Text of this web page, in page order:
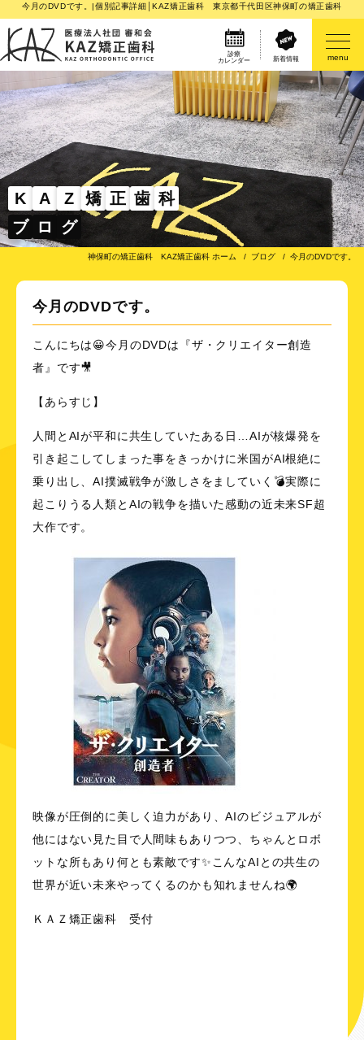
今月のDVDです。|個別記事詳細│KAZ矯正歯科 東京都千代田区神保町の矯正歯科
診療
カレンダー
新着情報 menu
K A Z 矯 正 歯 科
ブ ロ グ
神保町の矯正歯科 KAZ矯正歯科 ホーム ブログ 今月のDVDです。
今月のDVDです。
こんにちは😀今月のDVDは『ザ・クリエイター創造
者』です🎥
【あらすじ】
人間とAIが平和に共生していたある日…AIが核爆発を
引き起こしてしまった事をきっかけに米国がAI根絶に
乗り出し、AI撲滅戦争が激しさをましていく💣実際に
起こりうる人類とAIの戦争を描いた感動の近未来SF超
大作です。
映像が圧倒的に美しく迫力があり、AIのビジュアルが
他にはない見た目で人間味もありつつ、ちゃんとロボ
ットな所もあり何とも素敵です✨こんなAIとの共生の
世界が近い未来やってくるのかも知れませんね🌍
ＫＡＺ矯正歯科 受付
医院案内
矯正歯科治療のご案内
矯正装置のご紹介
その他